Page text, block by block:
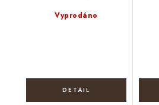
Vyprodáno